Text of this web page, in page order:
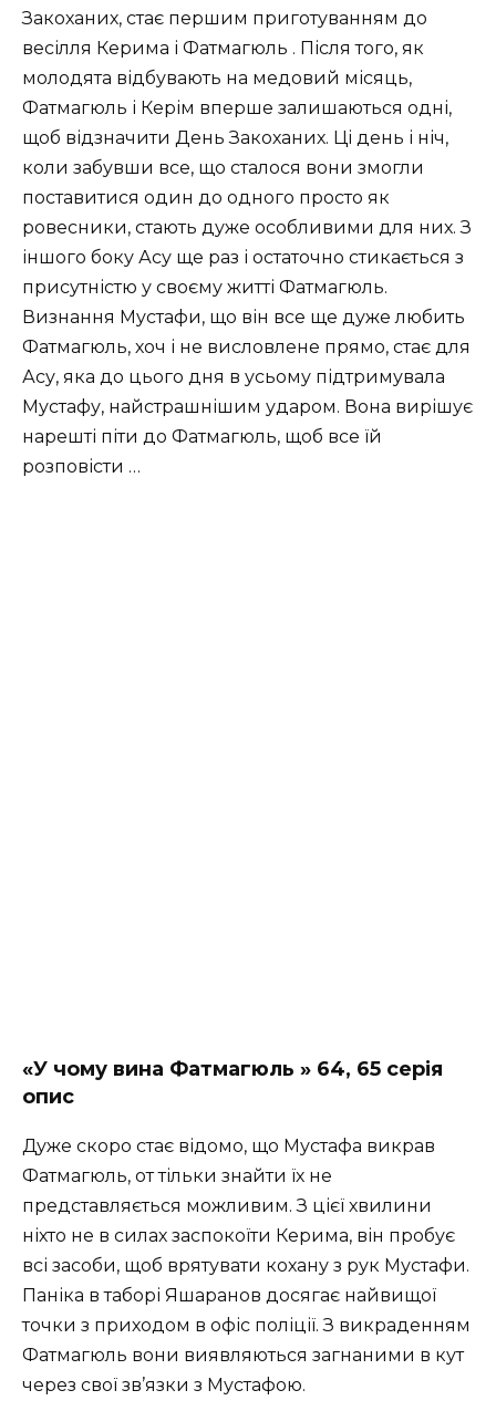
Закоханих, стає першим приготуванням до
весілля Керима і Фатмагюль . Після того, як
молодята відбувають на медовий місяць,
Фатмагюль і Керім вперше залишаються одні,
щоб відзначити День Закоханих. Ці день і ніч,
коли забувши все, що сталося вони змогли
поставитися один до одного просто як
ровесники, стають дуже особливими для них. З
іншого боку Асу ще раз і остаточно стикається з
присутністю у своєму житті Фатмагюль.
Визнання Мустафи, що він все ще дуже любить
Фатмагюль, хоч і не висловлене прямо, стає для
Асу, яка до цього дня в усьому підтримувала
Мустафу, найстрашнішим ударом. Вона вирішує
нарешті піти до Фатмагюль, щоб все їй
розповісти …
«У чому вина Фатмагюль » 64, 65 серія
опис
Дуже скоро стає відомо, що Мустафа викрав
Фатмагюль, от тільки знайти їх не
представляється можливим. З цієї хвилини
ніхто не в силах заспокоїти Керима, він пробує
всі засоби, щоб врятувати кохану з рук Мустафи.
Паніка в таборі Яшаранов досягає найвищої
точки з приходом в офіс поліції. З викраденням
Фатмагюль вони виявляються загнаними в кут
через свої зв’язки з Мустафою.